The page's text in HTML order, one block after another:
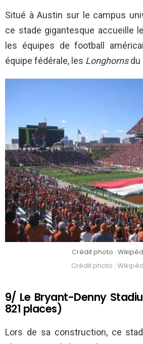
Situé à Austin sur le campus
ce stade gigantesque accueille
les équipes de football
équipe fédérale, les Longhornsdu
Crédit photo :
Crédit photo :
9/ Le Bryant-Denny
821 places)
Lors de sa construction, ce